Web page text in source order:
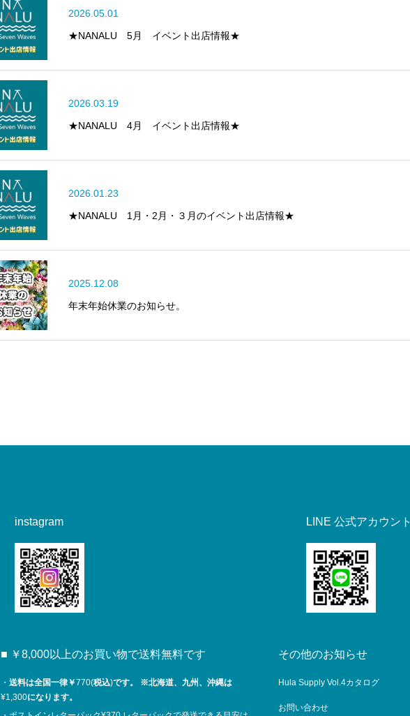
2026.05.01
★NANALU 5月 イベント出店情報★
2026.03.19
★NANALU 4月 イベント出店情報★
2026.01.23
★NANALU 1月・2月・３月のイベント出店情報★
2025.12.08
年末年始休業のお知らせ。
instagram LINE 公式アカウント
■ ￥8,000以上のお買い物で送料無料です
・ 送料は全国一律￥770(税込)です。 ※北海道、九州、沖縄は
¥1,300になります。
その他のお知らせ
Hula Supply Vol.4カタログ
お問い合わせ